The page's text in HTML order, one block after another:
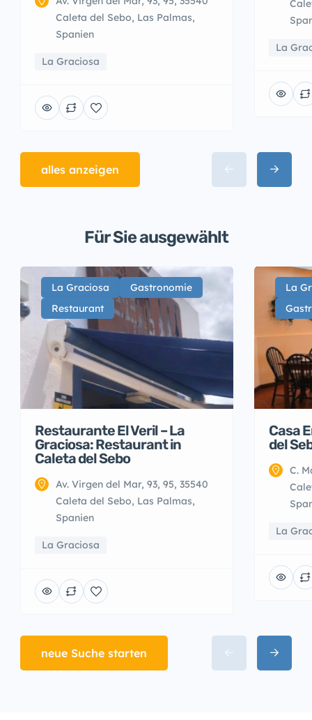
Caleta del Sebo, Las Palmas,
Spanien
La Graciosa
La
alles anzeigen
Für Sie ausgewählt
La Graciosa
Gastronomie
Restaurant
Restaurante El Veril – La
Graciosa: Restaurant in
Caleta del Sebo
Av. Virgen del Mar, 93, 95, 35540
Caleta del Sebo, Las Palmas,
Spanien
La Graciosa
La
Casa
del
C.
La
neue Suche starten